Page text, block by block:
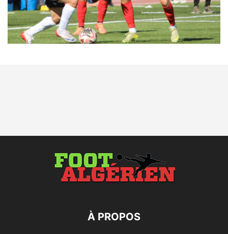
À PROPOS